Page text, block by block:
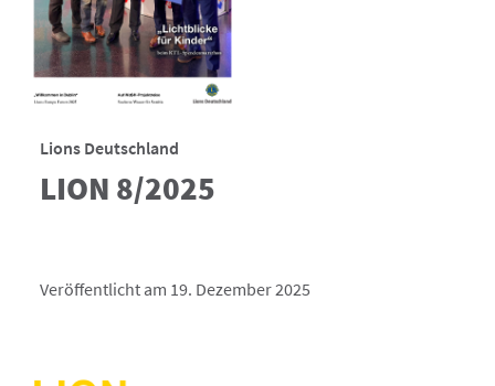
Lions Deutschland
LION 8/2025
Veröffentlicht am 19. Dezember 2025